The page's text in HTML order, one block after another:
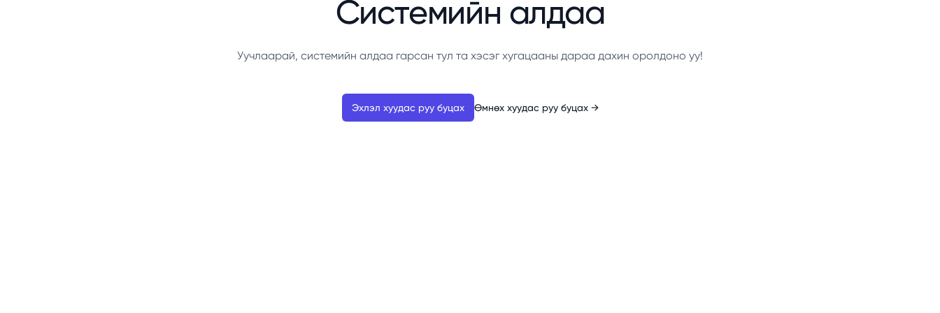
Системийн алдаа
Уучлаарай, системийн алдаа гарсан тул та хэсэг хугацааны дараа дахин оролдоно уу!
Эхлэл хуудас руу буцах Өмнөх хуудас руу буцах →